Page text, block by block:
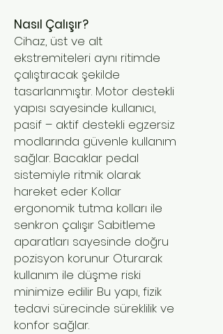
Nasıl Çalışır?
Cihaz, üst ve alt
ekstremiteleri aynı ritimde
çalıştıracak şekilde
tasarlanmıştır. Motor destekli
yapısı sayesinde kullanıcı,
pasif – aktif destekli egzersiz
modlarında güvenle kullanım
sağlar. Bacaklar pedal
sistemiyle ritmik olarak
hareket eder Kollar
ergonomik tutma kolları ile
senkron çalışır Sabitleme
aparatları sayesinde doğru
pozisyon korunur Oturarak
kullanım ile düşme riski
minimize edilir Bu yapı, fizik
tedavi sürecinde süreklilik ve
konfor sağlar.